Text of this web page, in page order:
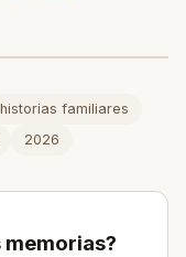
historias familiares
2026